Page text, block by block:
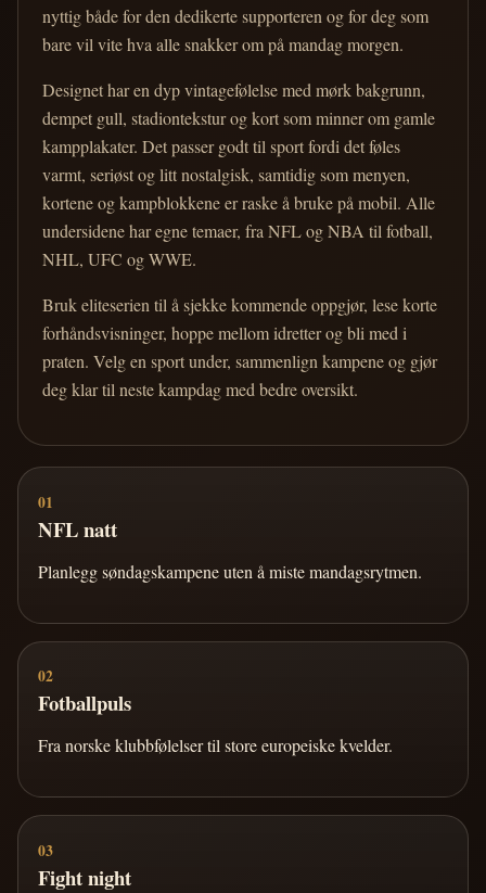
nyttig både for den dedikerte supporteren og for deg som
bare vil vite hva alle snakker om på mandag morgen.
Designet har en dyp vintagefølelse med mørk bakgrunn,
dempet gull, stadiontekstur og kort som minner om gamle
kampplakater. Det passer godt til sport fordi det føles
varmt, seriøst og litt nostalgisk, samtidig som menyen,
kortene og kampblokkene er raske å bruke på mobil. Alle
undersidene har egne temaer, fra NFL og NBA til fotball,
NHL, UFC og WWE.
Bruk eliteserien til å sjekke kommende oppgjør, lese korte
forhåndsvisninger, hoppe mellom idretter og bli med i
praten. Velg en sport under, sammenlign kampene og gjør
deg klar til neste kampdag med bedre oversikt.
01
NFL natt
Planlegg søndagskampene uten å miste mandagsrytmen.
02
Fotballpuls
Fra norske klubbfølelser til store europeiske kvelder.
03
Fight night